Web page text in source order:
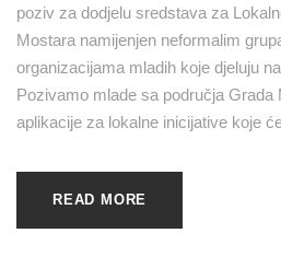
poziv za dodjelu sredstava za
Mostara namijenjen neformalim
organizacijama mladih koje djeluju
Pozivamo mlade sa područja Grada
aplikacije za lokalne inicijative koje
READ MORE